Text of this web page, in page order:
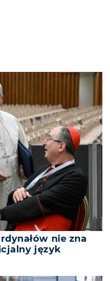
nie zna
język